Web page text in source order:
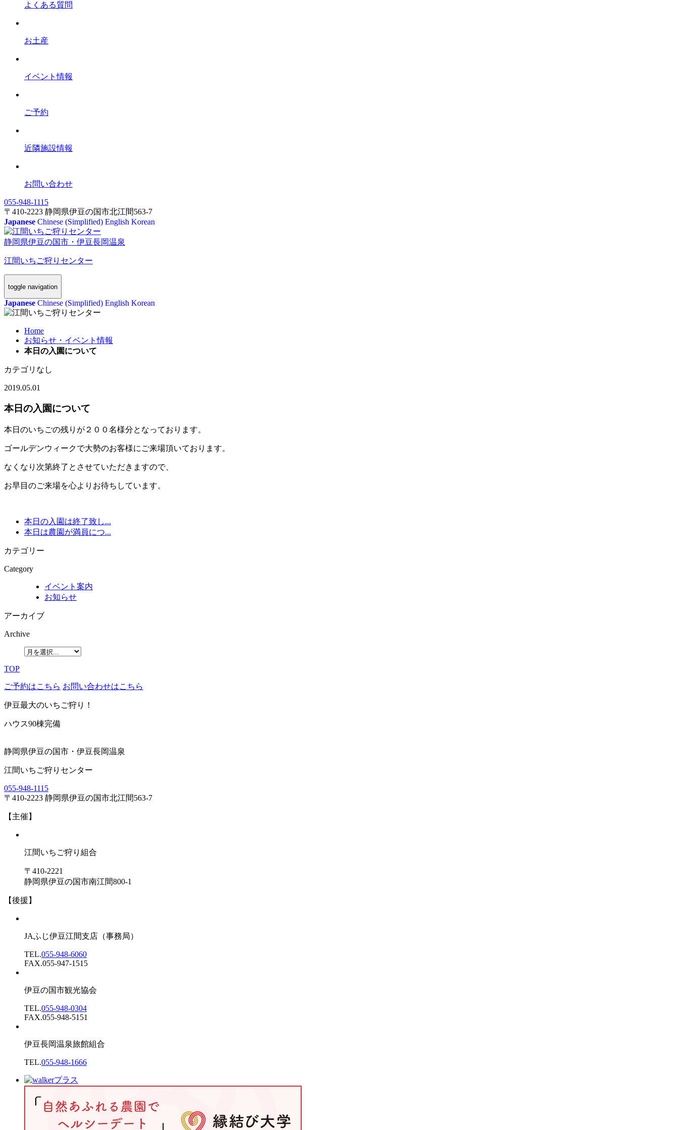
よくある質問
お土産
イベント情報
ご予約
近隣施設情報
お問い合わせ
055-948-1115
〒410-2223 静岡県伊豆の国市北江間563-7
Japanese Chinese (Simplified) English Korean
静岡県伊豆の国市・伊豆長岡温泉
江間いちご狩りセンター
toggle navigation
Japanese Chinese (Simplified) English Korean
Home
お知らせ・イベント情報
本日の入園について
カテゴリなし
2019.05.01
本日の入園について
本日のいちごの残りが２００名様分となっております。
ゴールデンウィークで大勢のお客様にご来場頂いております。
なくなり次第終了とさせていただきますので、
お早目のご来場を心よりお待ちしています。
本日の入園は終了致し...
本日は農園が満員につ...
カテゴリー
Category
イベント案内
お知らせ
アーカイブ
Archive
TOP
ご予約はこちら お問い合わせはこちら
伊豆最大のいちご狩り！
ハウス90棟完備
静岡県伊豆の国市・伊豆長岡温泉
江間いちご狩りセンター
055-948-1115
〒410-2223 静岡県伊豆の国市北江間563-7
【主催】
江間いちご狩り組合
〒410-2221
静岡県伊豆の国市南江間800-1
【後援】
JAふじ伊豆江間支店 （事務局）
TEL.055-948-6060
FAX.055-947-1515
伊豆の国市観光協会
TEL.055-948-0304
FAX.055-948-5151
伊豆長岡温泉旅館組合
TEL.055-948-1666